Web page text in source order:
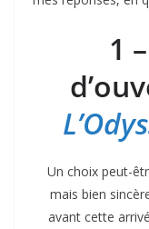
1
Un choix peut-
mais bien
avant cette